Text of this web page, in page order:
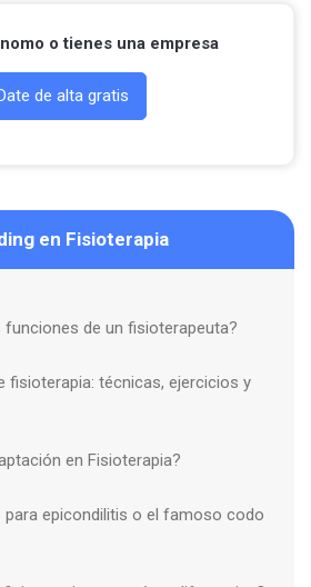
o tienes una empresa
de alta gratis
en Fisioterapia
funciones de un fisioterapeuta?
fisioterapia: técnicas, ejercicios y
en Fisioterapia?
epicondilitis o el famoso codo